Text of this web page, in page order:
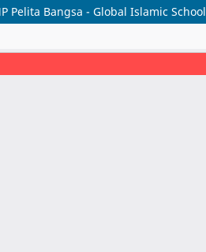
Pelita Bangsa - Global Islamic School